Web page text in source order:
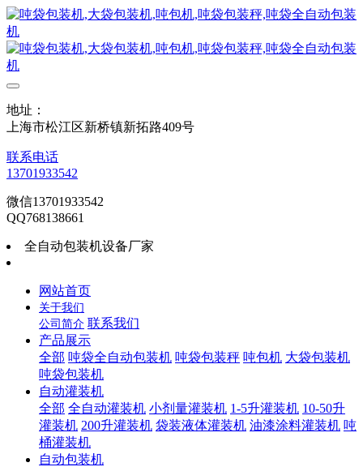
地址：
上海市松江区新桥镇新拓路409号
联系电话
13701933542
微信13701933542
QQ768138661
全自动包装机设备厂家
网站首页
关于我们
公司简介 联系我们
产品展示
全部 吨袋全自动包装机 吨袋包装秤 吨包机 大袋包装机
吨袋包装机
自动灌装机
全部 全自动灌装机 小剂量灌装机 1-5升灌装机 10-50升
灌装机 200升灌装机 袋装液体灌装机 油漆涂料灌装机 吨
桶灌装机
自动包装机